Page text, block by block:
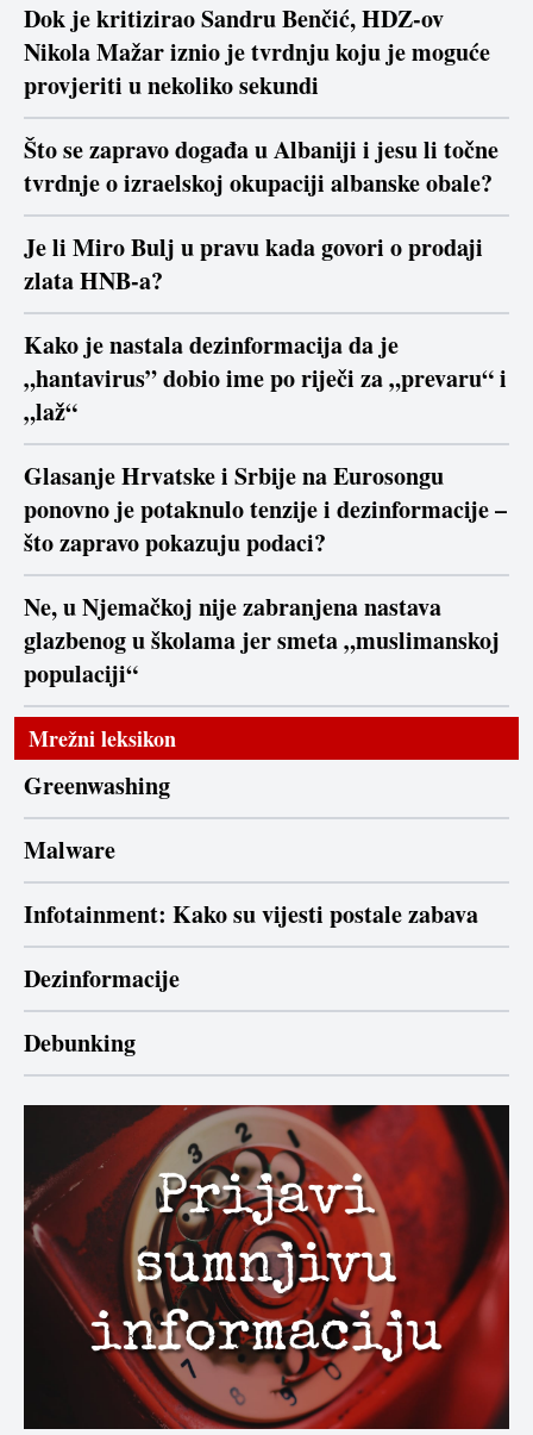
Dok je kritizirao Sandru Benčić, HDZ-ov
Nikola Mažar iznio je tvrdnju koju je moguće
provjeriti u nekoliko sekundi
Što se zapravo događa u Albaniji i jesu li točne
tvrdnje o izraelskoj okupaciji albanske obale?
Je li Miro Bulj u pravu kada govori o prodaji
zlata HNB-a?
Kako je nastala dezinformacija da je
„hantavirus” dobio ime po riječi za „prevaru“ i
„laž“
Glasanje Hrvatske i Srbije na Eurosongu
ponovno je potaknulo tenzije i dezinformacije –
što zapravo pokazuju podaci?
Ne, u Njemačkoj nije zabranjena nastava
glazbenog u školama jer smeta „muslimanskoj
populaciji“
Mrežni leksikon
Greenwashing
Malware
Infotainment: Kako su vijesti postale zabava
Dezinformacije
Debunking